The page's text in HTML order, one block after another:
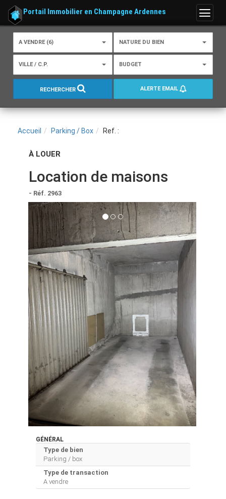
Menu
Portail Immobilier en Champagne Ardennes
A VENDRE (6) NATURE DU BIEN
VILLE / C.P. BUDGET
RECHERCHER ALERTE EMAIL
Accueil Parking / Box Ref. :
À LOUER
Location de maisons
- Réf. 2963
GÉNÉRAL
Type de bien
Parking / box
Type de transaction
A vendre